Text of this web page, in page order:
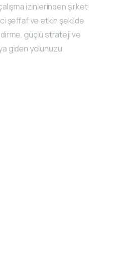
izinlerinden şirket
şeffaf ve etkin şekilde
güçlü strateji ve
giden yolunuzu